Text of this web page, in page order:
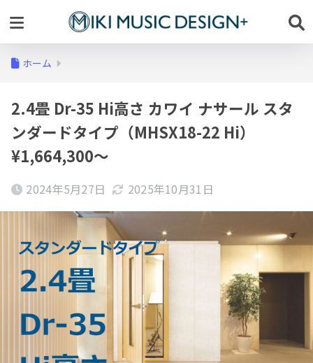
ホーム
2.4畳 Dr-35 Hi高さ カワイ ナサール スタ
ンダードタイプ（MHSX18-22 Hi）
¥1,664,300～
2024年5月27日 2025年10月31日